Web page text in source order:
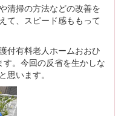
清掃の方法などの改善を
て、スピード感ももって
付有料老人ホームおおひ
。今回の反省を生かしな
思います。